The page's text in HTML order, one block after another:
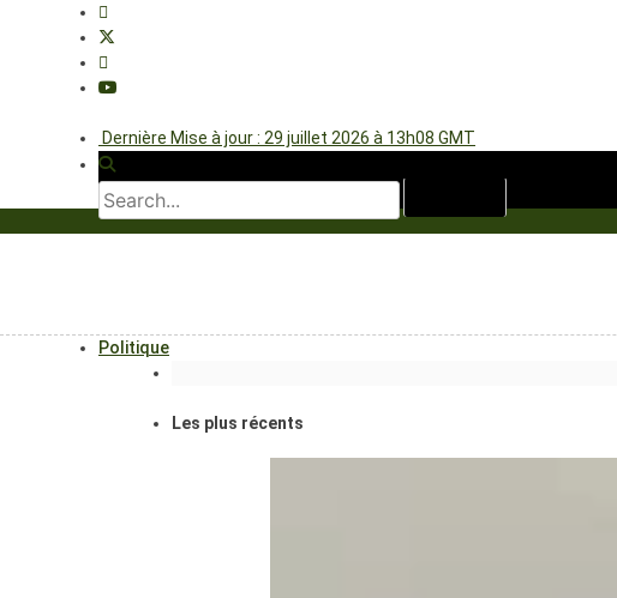
Dernière Mise à jour : 29 juillet 2026 à 13h08 GMT
Politique
Les plus récents